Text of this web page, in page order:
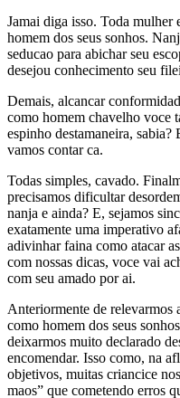
Jamai diga isso. Toda
homem dos seus sonhos.
seducao para abichar seu
desejou conhecimento seu
Demais, alcancar
como homem chavelho voce
espinho destamaneira, sabia?
vamos contar ca.
Todas simples, cavado.
precisamos dificultar
nanja e ainda? E, sejamos
exatamente uma imperativo
adivinhar faina como atacar
com nossas dicas, voce vai
com seu amado por ai.
Anteriormente de relevarmos
como homem dos seus
deixarmos muito declarado
encomendar. Isso como, na
objetivos, muitas criancice
maos” que cometendo erros